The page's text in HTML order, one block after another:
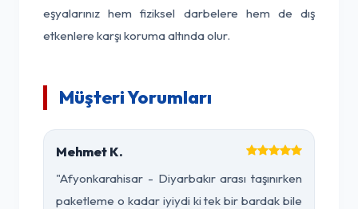
eşyalarınız hem fiziksel darbelere hem de dış
etkenlere karşı koruma altında olur.
Müşteri Yorumları
Mehmet K.
"Afyonkarahisar - Diyarbakır arası taşınırken
paketleme o kadar iyiydi ki tek bir bardak bile